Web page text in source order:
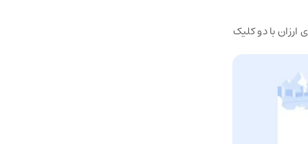
ارزان با دو کلیک